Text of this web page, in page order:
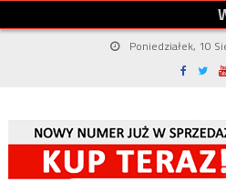
Poniedziałek, 10